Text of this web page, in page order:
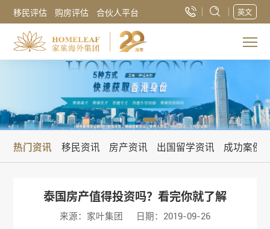
移民评估 购房评估 合伙人平台 英文
热门资讯 移民资讯 房产资讯 出国留学资讯 成功案例
泰国房产值得投资吗？看完你就了解
来源：家叶集团 日期：2019-09-26